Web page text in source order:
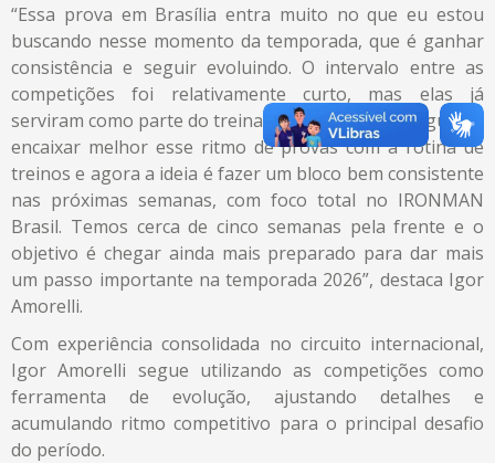
“Essa prova em Brasília entra muito no que eu estou
buscando nesse momento da temporada, que é ganhar
consistência e seguir evoluindo. O intervalo entre as
competições foi relativamente curto, mas elas já
serviram como parte do treinamento. Estou conseguindo
encaixar melhor esse ritmo de provas com a rotina de
treinos e agora a ideia é fazer um bloco bem consistente
nas próximas semanas, com foco total no IRONMAN
Brasil. Temos cerca de cinco semanas pela frente e o
objetivo é chegar ainda mais preparado para dar mais
um passo importante na temporada 2026”, destaca Igor
Amorelli.
Com experiência consolidada no circuito internacional,
Igor Amorelli segue utilizando as competições como
ferramenta de evolução, ajustando detalhes e
acumulando ritmo competitivo para o principal desafio
do período.